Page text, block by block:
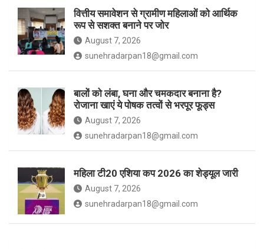
वित्तीय समावेशन से ग्रामीण महिलाओं को आर्थिक
रूप से सशक्त बनाने पर जोर
August 7, 2026
sunehradarpan18@gmail.com
बालों को लंबा, घना और चमकदार बनाना है?
रोजाना खाएं ये पोषक तत्वों से भरपूर फूड्स
August 7, 2026
sunehradarpan18@gmail.com
महिला टी20 एशिया कप 2026 का शेड्यूल जारी
August 7, 2026
sunehradarpan18@gmail.com